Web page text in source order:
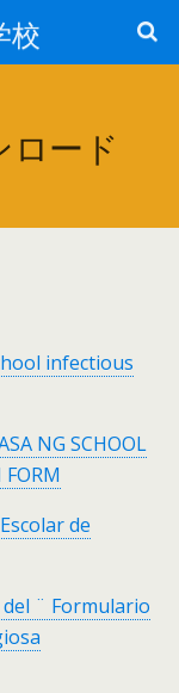
校
ロード
infectious
NG SCHOOL
de
del ¨ Formulario